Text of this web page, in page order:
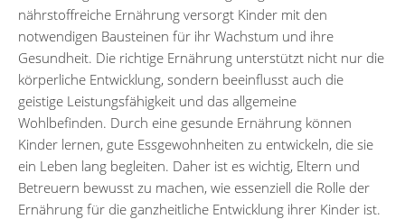
nährstoffreiche Ernährung versorgt Kinder mit den
notwendigen Bausteinen für ihr Wachstum und ihre
Gesundheit. Die richtige Ernährung unterstützt nicht nur die
körperliche Entwicklung, sondern beeinflusst auch die
geistige Leistungsfähigkeit und das allgemeine
Wohlbefinden. Durch eine gesunde Ernährung können
Kinder lernen, gute Essgewohnheiten zu entwickeln, die sie
ein Leben lang begleiten. Daher ist es wichtig, Eltern und
Betreuern bewusst zu machen, wie essenziell die Rolle der
Ernährung für die ganzheitliche Entwicklung ihrer Kinder ist.